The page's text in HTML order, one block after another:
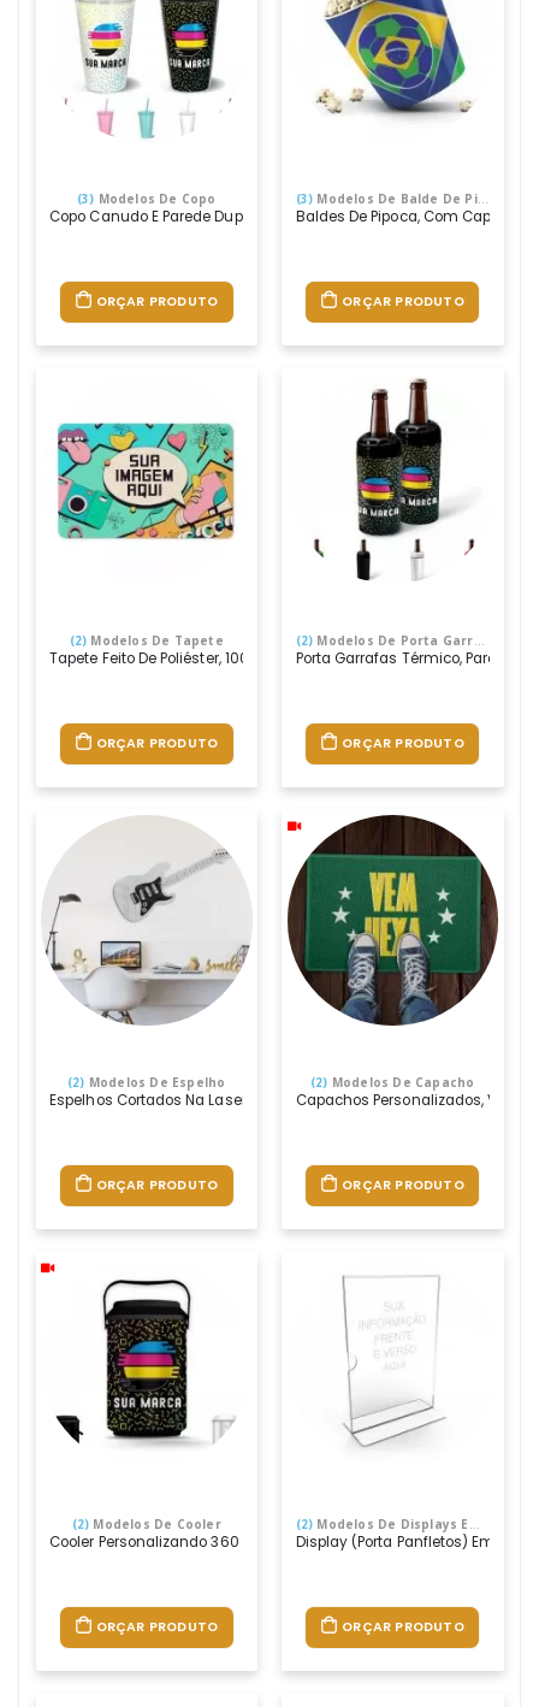
(3) Modelos De Copo
Copo Canudo E Parede Dupla, Personalizado 360 Graus, Com
ORÇAR PRODUTO
(3) Modelos De Balde De Pipoca
Baldes De Pipoca, Com
ORÇAR PRODUTO
(2) Modelos De Tapete
Tapete Feito De Poliéster, 100% Personalizado Através De
ORÇAR PRODUTO
(2) Modelos De Porta Garrafa
Porta Garrafas Térmico, Para
ORÇAR PRODUTO
(2) Modelos De Espelho
Espelhos Cortados Na Laser, Em Qualquer Formato E Tamanho,
ORÇAR PRODUTO
(2) Modelos De Capacho
Capachos Personalizados, Várias
ORÇAR PRODUTO
(2) Modelos De Cooler
Cooler Personalizando 360 Graus, Com Capacidade Para 10 Latas,
ORÇAR PRODUTO
(2) Modelos De Displays Em Acrílico
Display (porta Panfletos) Em T,
ORÇAR PRODUTO